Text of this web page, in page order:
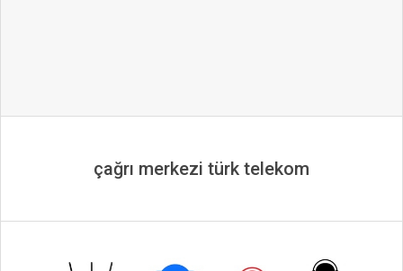
çağrı merkezi türk telekom